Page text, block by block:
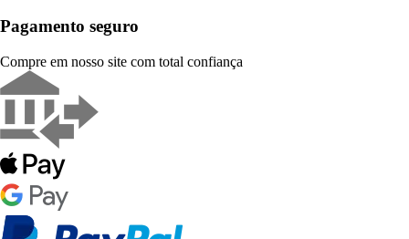
Pagamento seguro
Compre em nosso site com total confiança